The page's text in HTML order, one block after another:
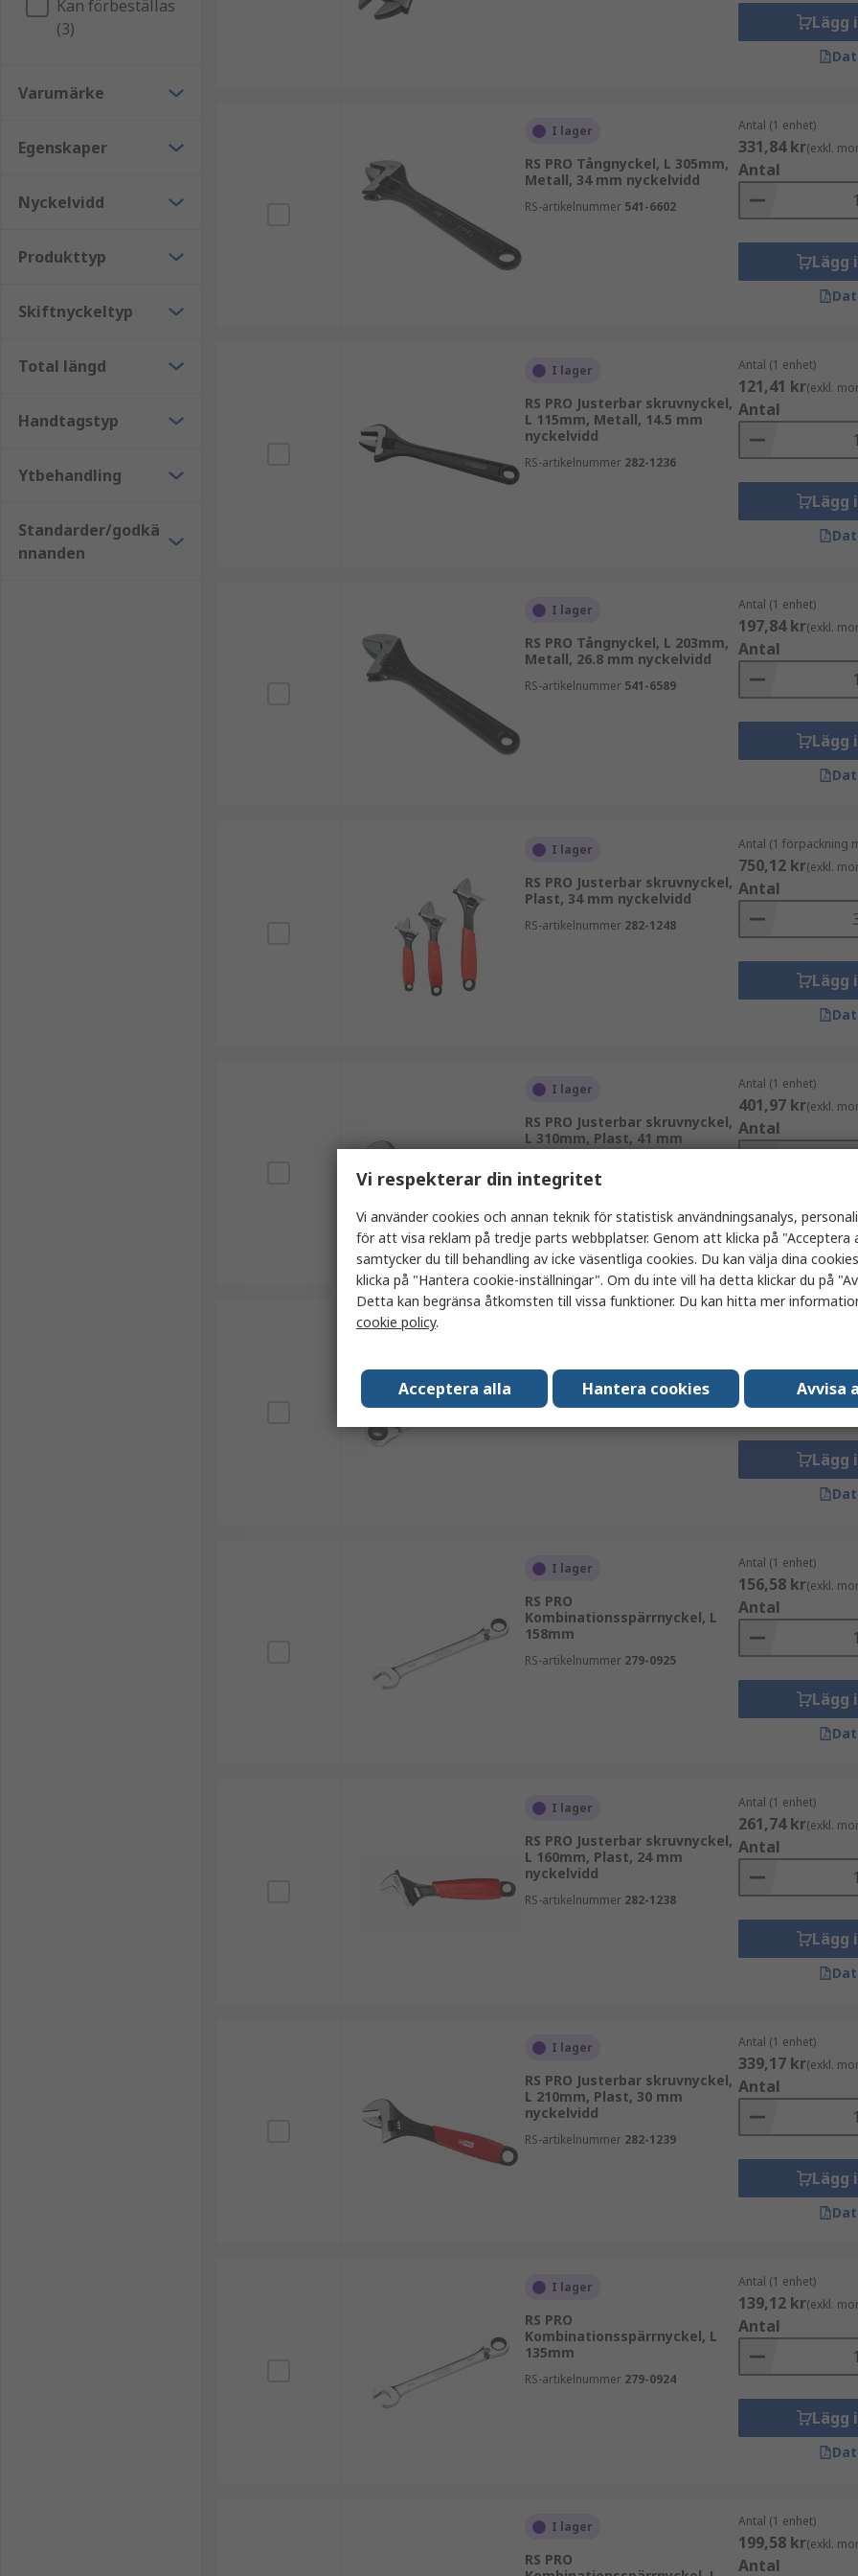
Rörtång - Rörtänger har härdade, räfflade käftar och självåtdragande egenskaper för att garantera ett
och rördelar. De ger extra grepp för de tätare, svårare att vrida fästelementen när en standard- eller
Bandnyckel - Liknande en rörtång använder en bandnyckel en kedja liknande en drivkedja eller rem
grepp på de valda fästelementen. Genom antingen en kedja eller rem av metall, läder eller gummi fäst vid
Typiska användningsområden
Skiftnycklar kan användas inom ett brett spektrum av applikationer tack vare deras mångsidighet,
Rörmokare
Byggare
Gör-det-själv-entusiaster.
Kan förbeställas
(3)
Varumärke
Egenskaper
Nyckelvidd
Produkttyp
Skiftnyckeltyp
Total längd
Handtagstyp
Ytbehandling
Standarder/godkä
nnanden
Lägg
I lager
RS PRO Tångnyckel, L 305mm,
Metall, 34 mm nyckelvidd
RS-artikelnummer 541-6602
Antal (1 enhet)
331,84 kr(exkl.
Antal
Lägg
I lager
RS PRO Justerbar skruvnyckel,
L 115mm, Metall, 14.5 mm
nyckelvidd
RS-artikelnummer 282-1236
Antal (1 enhet)
121,41 kr(exkl.
Antal
Lägg
I lager
RS PRO Tångnyckel, L 203mm,
Metall, 26.8 mm nyckelvidd
RS-artikelnummer 541-6589
Antal (1 enhet)
197,84 kr(exkl.
Antal
Lägg
I lager
RS PRO Justerbar skruvnyckel,
Plast, 34 mm nyckelvidd
RS-artikelnummer 282-1248
Antal (1 förpackning
750,12 kr(exkl.
Antal
Lägg
I lager
RS PRO Justerbar skruvnyckel,
L 310mm, Plast, 41 mm
nyckelvidd
RS-artikelnummer
Antal (1 enhet)
401,97 kr(exkl.
Antal
Lägg
Kombinationsspärrnyckel, L
Antal
Lägg
I lager
RS PRO
Kombinationsspärrnyckel, L
158mm
RS-artikelnummer 279-0925
Antal (1 enhet)
156,58 kr(exkl.
Antal
Lägg
I lager
RS PRO Justerbar skruvnyckel,
L 160mm, Plast, 24 mm
nyckelvidd
RS-artikelnummer 282-1238
Antal (1 enhet)
261,74 kr(exkl.
Antal
Lägg
I lager
RS PRO Justerbar skruvnyckel,
L 210mm, Plast, 30 mm
nyckelvidd
RS-artikelnummer 282-1239
Antal (1 enhet)
339,17 kr(exkl.
Antal
Lägg
I lager
RS PRO
Kombinationsspärrnyckel, L
135mm
RS-artikelnummer 279-0924
Antal (1 enhet)
139,12 kr(exkl.
Antal
Lägg
I lager
RS PRO
Antal (1 enhet)
199,58 kr(exkl.
Antal
Vi respekterar din integritet
Vi använder cookies och annan teknik för statistisk användningsanalys,
för att visa reklam på tredje parts webbplatser. Genom att klicka på "Acceptera
samtycker du till behandling av icke väsentliga cookies. Du kan välja dina
klicka på "Hantera cookie-inställningar". Om du inte vill ha detta klickar du på
Detta kan begränsa åtkomsten till vissa funktioner. Du kan hitta mer
cookie policy.
Acceptera alla Hantera cookies Avvisa